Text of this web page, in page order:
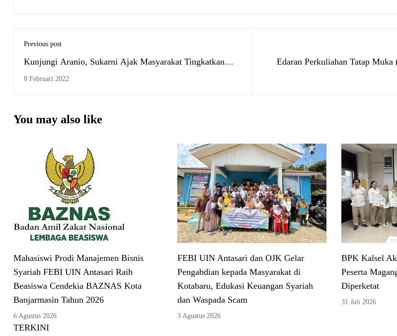
Previous post
Kunjungi Aranio, Sukarni Ajak Masyarakat Tingkatkan
Kualitas Pendidikan
8 Februari 2022
Edaran Perkuliahan Tatap
You may also like
Mahasiswi Prodi Manajemen Bisnis
Syariah FEBI UIN Antasari Raih
Beasiswa Cendekia BAZNAS Kota
Banjarmasin Tahun 2026
6 Agustus 2026
FEBI UIN Antasari dan OJK Gelar
Pengabdian kepada Masyarakat di
Kotabaru, Edukasi Keuangan Syariah
dan Waspada Scam
3 Agustus 2026
BPK Kalsel
Peserta
Diperketat
31 Juli 2026
TERKINI